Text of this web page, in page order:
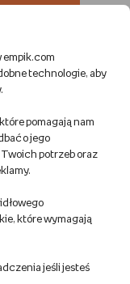
empik.com
technologie, aby
pomagają nam
o jego
potrzeb oraz
które wymagają
jeśli jesteś